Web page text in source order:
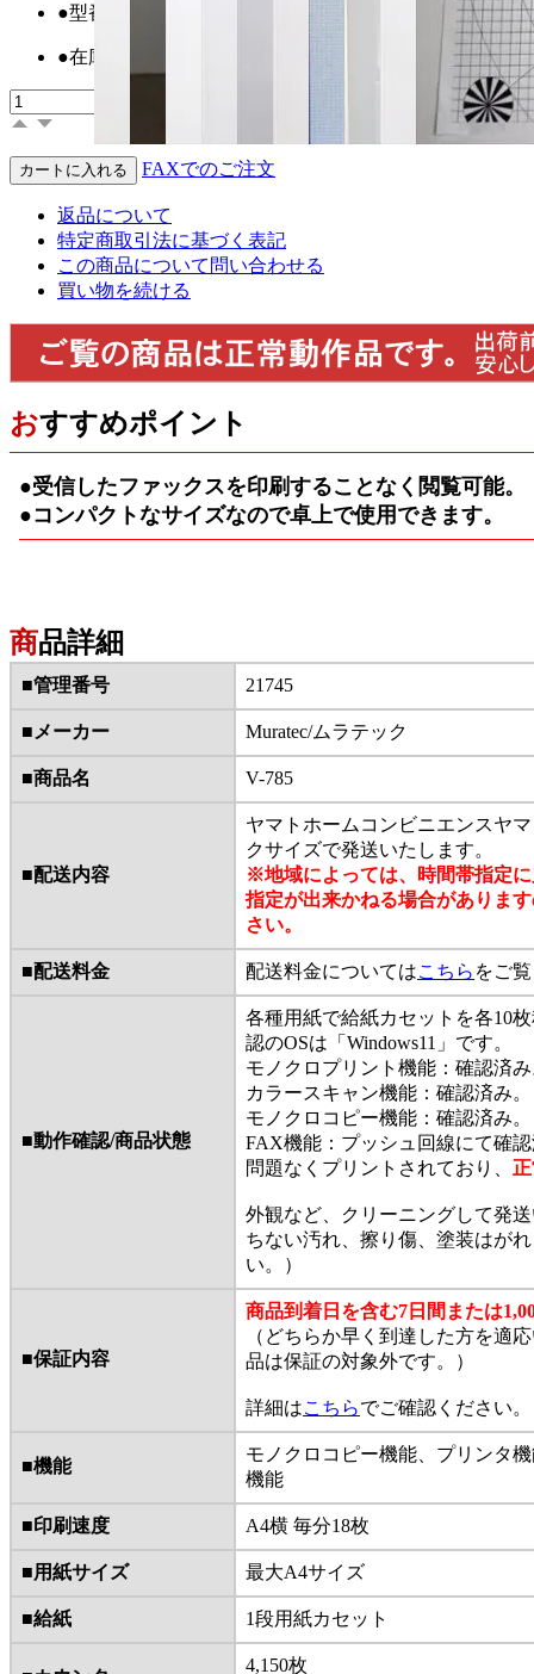
●型番
●在庫数
FAXでのご注文
返品について
特定商取引法に基づく表記
この商品について問い合わせる
買い物を続ける
おすすめポイント
●受信したファックスを印刷することなく閲覧可能。
●コンパクトなサイズなので卓上で使用できます。
商品詳細
■管理番号 21745
■メーカー Muratec/ムラテック
■商品名 V-785
■配送内容
ヤマトホームコンビニエンスヤ
クサイズで発送いたします。
※地域によっては、時間帯指定
指定が出来かねる場合がありま
さい。
■配送料金 配送料金についてはこちら をご
■動作確認/商品状態
各種用紙で給紙カセットを各10
認のOSは「Windows11」です。
モノクロプリント機能：確認済
カラースキャン機能：確認済み。
モノクロコピー機能：確認済み。
FAX機能：プッシュ回線にて確
問題なくプリントされており、
外観など、クリーニングして発
ちない汚れ、擦り傷、塗装はが
い。）
■保証内容
商品到着日を含む7日間または
（どちらか早く到達した方を適
品は保証の対象外です。）
詳細はこちらでご確認ください。
■機能
モノクロコピー機能、プリンタ
機能
■印刷速度 A4横 毎分18枚
■用紙サイズ 最大A4サイズ
■給紙 1段用紙カセット
4,150枚